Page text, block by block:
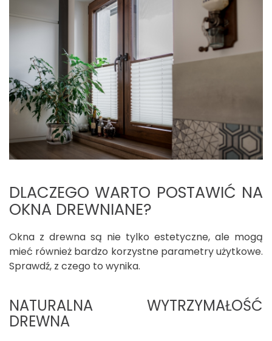
DLACZEGO WARTO POSTAWIĆ NA
OKNA DREWNIANE?
Okna z drewna są nie tylko estetyczne, ale mogą
mieć również bardzo korzystne parametry użytkowe.
Sprawdź, z czego to wynika.
NATURALNA WYTRZYMAŁOŚĆ
DREWNA